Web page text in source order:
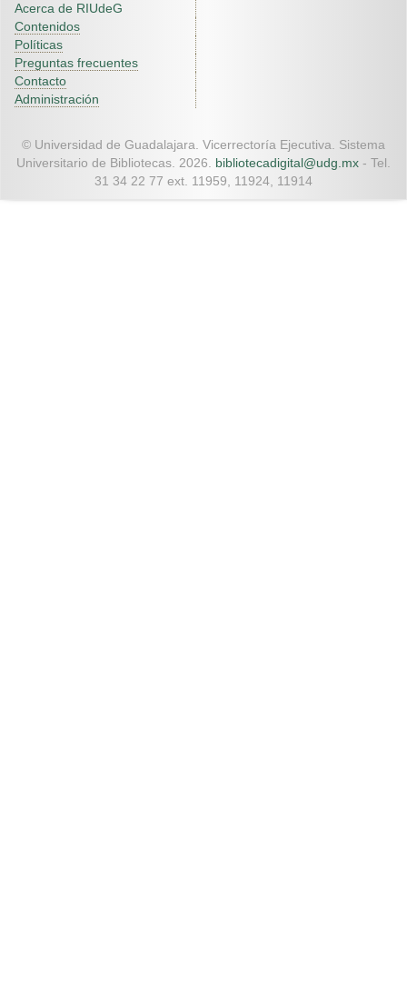
Acerca de RIUdeG
Contenidos
Políticas
Preguntas frecuentes
Contacto
Administración
© Universidad de Guadalajara. Vicerrectoría Ejecutiva. Sistema
Universitario de Bibliotecas. 2026. bibliotecadigital@udg.mx - Tel.
31 34 22 77 ext. 11959, 11924, 11914